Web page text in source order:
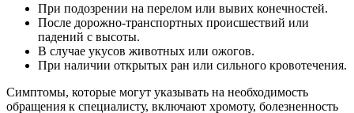
При подозрении на перелом или вывих конечностей.
После дорожно-транспортных происшествий или
падений с высоты.
В случае укусов животных или ожогов.
При наличии открытых ран или сильного кровотечения.
Симптомы, которые могут указывать на необходимость
обращения к специалисту, включают хромоту, болезненность